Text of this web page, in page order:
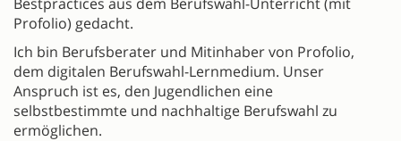
Profolio) gedacht.
Ich bin Berufsberater und Mitinhaber von Profolio,
dem digitalen Berufswahl-Lernmedium. Unser
Anspruch ist es, den Jugendlichen eine
selbstbestimmte und nachhaltige Berufswahl zu
ermöglichen.